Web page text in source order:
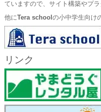
ていますので、サイト構築やプ
他にTera school の小中学生向け
リンク